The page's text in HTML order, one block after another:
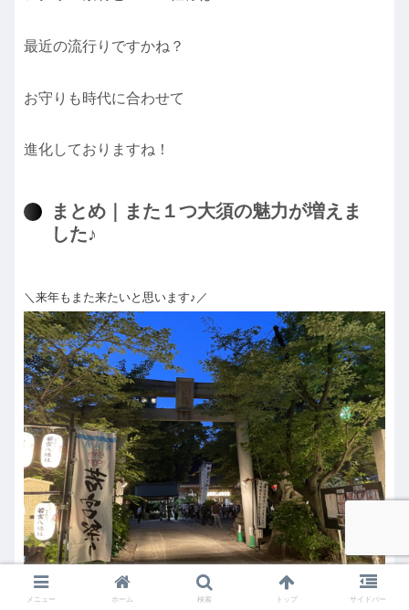
最近の流行りですかね？
お守りも時代に合わせて
進化しておりますね！
まとめ｜また１つ大須の魅力が増えま
した♪
＼来年もまた来たいと思います♪／
メニュー ホーム 検索 トップ サイドバー